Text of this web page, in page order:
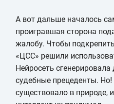
А вот дальше началось
проигравшая сторона
жалобу. Чтобы
«ЦСС» решили
Нейросеть
судебные прецеденты. Но!
существовало в природе,